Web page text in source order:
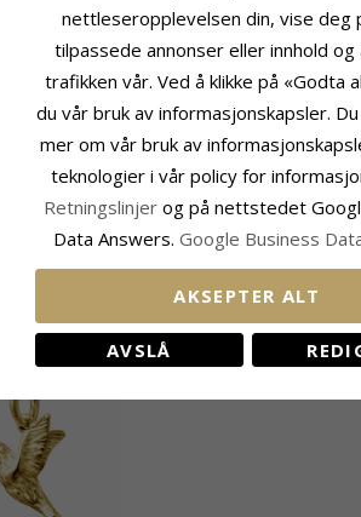
Størrelse
Høyde:
Bredde: 9,0 mm
KUNDER KJØPER
nettleseropplevelsen din, vise deg
tilpassede annonser eller innhold og
trafikken vår. Ved å klikke på «Godta
du vår bruk av informasjonskapsler.
mer om vår bruk av
teknologier i vår policy for
Retningslinjer og på nettstedet
Data Answers. Google Business
AKSEPTER ALT
AVSLÅ